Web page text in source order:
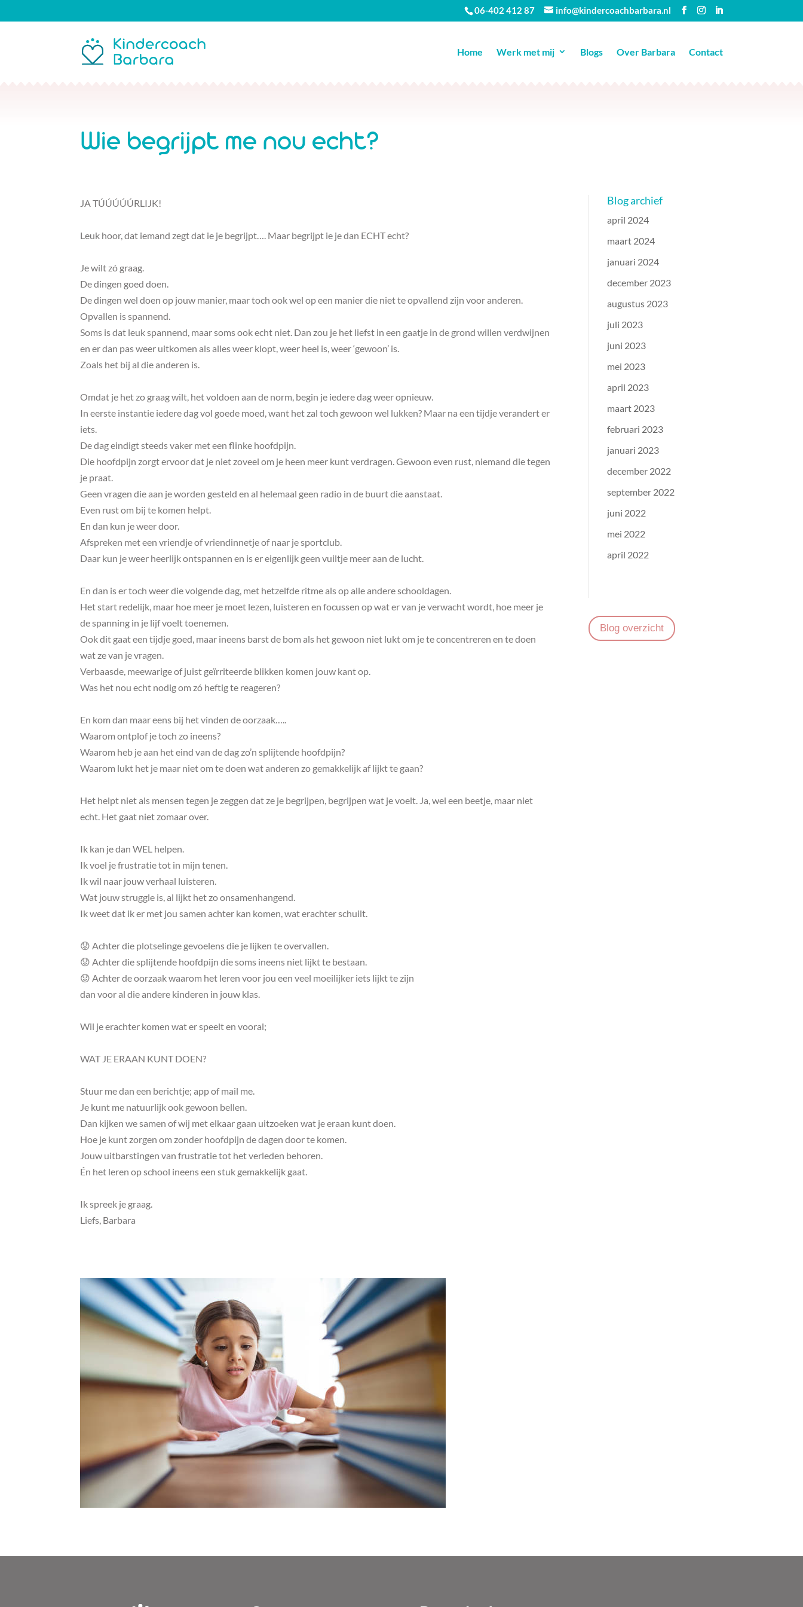
06-402 412 87 info@kindercoachbarbara.nl
Home Werk met mij Blogs Over Barbara Contact
Wie begrijpt me nou echt?
JA TÚÚÚÚÚRLIJK!
Leuk hoor, dat iemand zegt dat ie je begrijpt…. Maar begrijpt ie je dan ECHT echt?
Je wilt zó graag.
De dingen goed doen.
De dingen wel doen op jouw manier, maar toch ook wel op een manier die niet te opvallend zijn voor anderen.
Opvallen is spannend.
Soms is dat leuk spannend, maar soms ook echt niet. Dan zou je het liefst in een gaatje in de grond willen verdwijnen
en er dan pas weer uitkomen als alles weer klopt, weer heel is, weer ‘gewoon’ is.
Zoals het bij al die anderen is.
Omdat je het zo graag wilt, het voldoen aan de norm, begin je iedere dag weer opnieuw.
In eerste instantie iedere dag vol goede moed, want het zal toch gewoon wel lukken? Maar na een tijdje verandert er
iets.
De dag eindigt steeds vaker met een flinke hoofdpijn.
Die hoofdpijn zorgt ervoor dat je niet zoveel om je heen meer kunt verdragen. Gewoon even rust, niemand die tegen
je praat.
Geen vragen die aan je worden gesteld en al helemaal geen radio in de buurt die aanstaat.
Even rust om bij te komen helpt.
En dan kun je weer door.
Afspreken met een vriendje of vriendinnetje of naar je sportclub.
Daar kun je weer heerlijk ontspannen en is er eigenlijk geen vuiltje meer aan de lucht.
En dan is er toch weer die volgende dag, met hetzelfde ritme als op alle andere schooldagen.
Het start redelijk, maar hoe meer je moet lezen, luisteren en focussen op wat er van je verwacht wordt, hoe meer je
de spanning in je lijf voelt toenemen.
Ook dit gaat een tijdje goed, maar ineens barst de bom als het gewoon niet lukt om je te concentreren en te doen
wat ze van je vragen.
Verbaasde, meewarige of juist geïrriteerde blikken komen jouw kant op.
Was het nou echt nodig om zó heftig te reageren?
En kom dan maar eens bij het vinden de oorzaak…..
Waarom ontplof je toch zo ineens?
Waarom heb je aan het eind van de dag zo’n splijtende hoofdpijn?
Waarom lukt het je maar niet om te doen wat anderen zo gemakkelijk af lijkt te gaan?
Het helpt niet als mensen tegen je zeggen dat ze je begrijpen, begrijpen wat je voelt. Ja, wel een beetje, maar niet
echt. Het gaat niet zomaar over.
Ik kan je dan WEL helpen.
Ik voel je frustratie tot in mijn tenen.
Ik wil naar jouw verhaal luisteren.
Wat jouw struggle is, al lijkt het zo onsamenhangend.
Ik weet dat ik er met jou samen achter kan komen, wat erachter schuilt.
😟 Achter die plotselinge gevoelens die je lijken te overvallen.
😟 Achter die splijtende hoofdpijn die soms ineens niet lijkt te bestaan.
😟 Achter de oorzaak waarom het leren voor jou een veel moeilijker iets lijkt te zijn
dan voor al die andere kinderen in jouw klas.
Wil je erachter komen wat er speelt en vooral;
WAT JE ERAAN KUNT DOEN?
Stuur me dan een berichtje; app of mail me.
Je kunt me natuurlijk ook gewoon bellen.
Dan kijken we samen of wij met elkaar gaan uitzoeken wat je eraan kunt doen.
Hoe je kunt zorgen om zonder hoofdpijn de dagen door te komen.
Jouw uitbarstingen van frustratie tot het verleden behoren.
Én het leren op school ineens een stuk gemakkelijk gaat.
Ik spreek je graag.
Liefs, Barbara
Blog archief
april 2024
maart 2024
januari 2024
december 2023
augustus 2023
juli 2023
juni 2023
mei 2023
april 2023
maart 2023
februari 2023
januari 2023
december 2022
september 2022
juni 2022
mei 2022
april 2022
Blog overzicht